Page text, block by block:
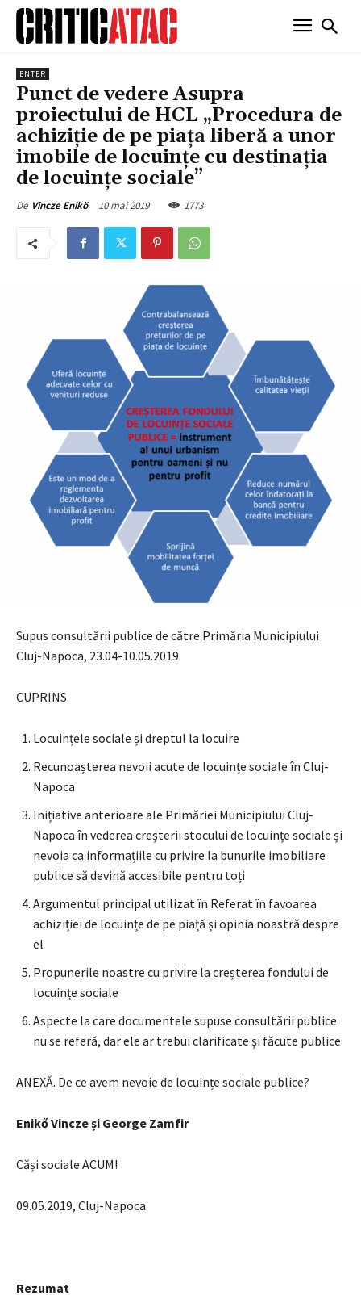
ENTER
Punct de vedere Asupra
proiectului de HCL „Procedura de
achiziție de pe piața liberă a unor
imobile de locuințe cu destinația
de locuințe sociale”
De Vincze Enikö 10 mai 2019 1773
Supus consultării publice de către Primăria Municipiului
Cluj-Napoca, 23.04-10.05.2019
CUPRINS
Locuințele sociale și dreptul la locuire
Recunoașterea nevoii acute de locuințe sociale în Cluj-
Napoca
Inițiative anterioare ale Primăriei Municipiului Cluj-
Napoca în vederea creșterii stocului de locuințe sociale și
nevoia ca informațiile cu privire la bunurile imobiliare
publice să devină accesibile pentru toți
Argumentul principal utilizat în Referat în favoarea
achiziției de locuințe de pe piață și opinia noastră despre
el
Propunerile noastre cu privire la creșterea fondului de
locuințe sociale
Aspecte la care documentele supuse consultării publice
nu se referă, dar ele ar trebui clarificate și făcute publice
ANEXĂ. De ce avem nevoie de locuințe sociale publice?
Enikő Vincze și George Zamfir
Căși sociale ACUM!
09.05.2019, Cluj-Napoca
Rezumat